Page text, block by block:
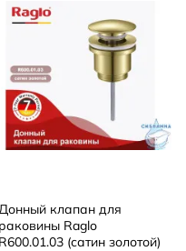
клапан для
раковины Raglo
R600.01.03 (сатин золотой)